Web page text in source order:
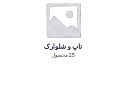
تاپ و شلوارک
25 محصول